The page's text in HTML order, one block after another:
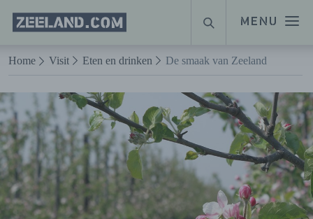
Naar hoofdinhoud
MENU
Homepage
Zeeland.com
ZOEKEN
Home Visit Eten en drinken De smaak van Zeeland